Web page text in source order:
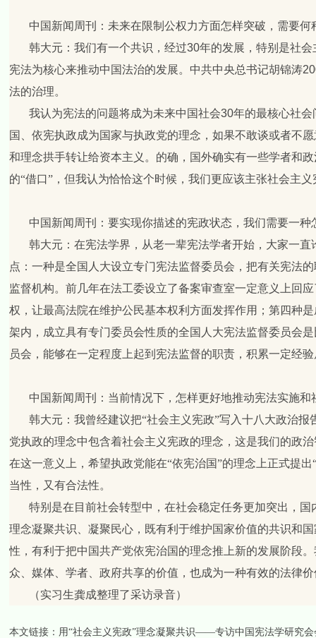
中国新闻周刊：未来在限制公权力方面怎样突破，需要何
韩大元： 我们有一个共识，经过30年的发展，特别是社
宪法为核心来推动中国法治的发展。中共中央总书记胡锦涛
法的治理。
我认为宪法的问题将成为未来中国社会30年的最核心社会
国、依宪执政成为国家与执政党的理念，如果不敢谈或者不
和理念拱手转让给资本主义。的确，国外确实有一些学者和
的“借口”，但我认为恰恰这个时候，我们更应该主张社会主
中国新闻周刊：要实现你描述的宪政状态，我们需要一种
韩大元： 在宪法学界，从老一辈宪法学者开始，大家一
点：一种是全国人大设立专门宪法监督委员会，把有关宪法
监督机构。前几年在法工委设立了备案审查室一定意义上回
权，让最高法院在维护公民基本权利方面发挥作用；第四种
架内，成立具有专门委员会性质的全国人大宪法监督委员会
员会，能够在一定程度上起到宪法监督的职责，积累一定经
中国新闻周刊：当前情况下，怎样更好地推动宪法实施和
韩大元： 我曾经建议把“社会主义宪政”写入十八大政治
党执政的理念中包含着社会主义宪政的理念，这是我们的政
在这一意义上，希望执政党能在“依宪治国”的理念上正式提
当性，又有合法性。
特别是在目前社会转型中，在社会稳定任务更加突出，
理念凝聚共识、凝聚民心，既有利于维护国家价值的共识和
性，有利于把中国共产党依宪治国的理念推上新的发展阶段
众、媒体、学者、政府共享的价值，也成为一种有效的法律
（实习生龚成整理了采访录音）
本文链接： 用“社会主义宪政”理念凝聚共识——专访中国宪法学研究会